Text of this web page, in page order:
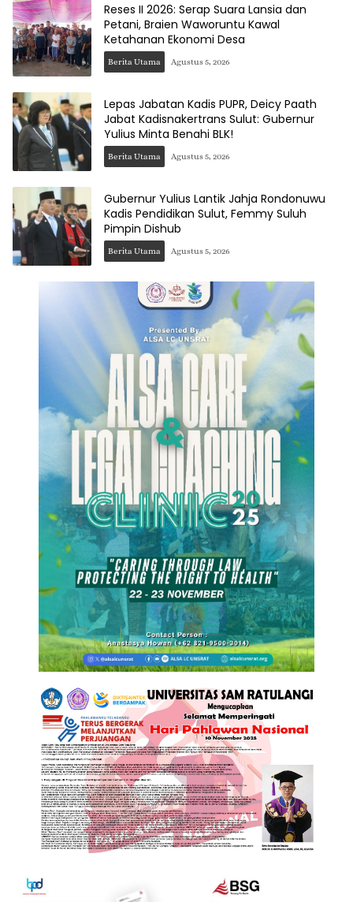
Reses II 2026: Serap Suara Lansia dan
Petani, Braien Waworuntu Kawal
Ketahanan Ekonomi Desa
Berita Utama Agustus 5, 2026
Lepas Jabatan Kadis PUPR, Deicy Paath
Jabat Kadisnakertrans Sulut: Gubernur
Yulius Minta Benahi BLK!
Berita Utama Agustus 5, 2026
Gubernur Yulius Lantik Jahja Rondonuwu
Kadis Pendidikan Sulut, Femmy Suluh
Pimpin Dishub
Berita Utama Agustus 5, 2026